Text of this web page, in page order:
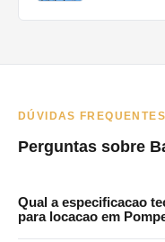
DÚVIDAS FREQUENTES
Perguntas sobre
Qual a especificacao
para locacao em